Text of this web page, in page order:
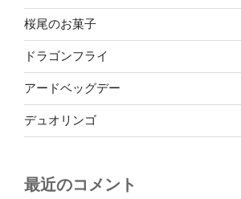
桜尾のお菓子
ドラゴンフライ
アードベッグデー
デュオリンゴ
最近のコメント